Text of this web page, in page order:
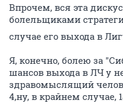
Впрочем, вся эта
болельщиками
случае его выхода в
Я, конечно, болею за
шансов выхода в ЛЧ у
здравомыслящий
4,ну, в крайнем случае,